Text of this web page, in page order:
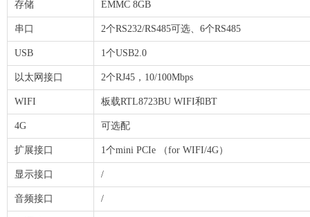
存储 EMMC 8GB
串口 2个RS232/RS485可选、6个RS485
USB 1个USB2.0
以太网接口 2个RJ45，10/100Mbps
WIFI 板载RTL8723BU WIFI和BT
4G 可选配
扩展接口 1个mini PCIe （for WIFI/4G）
显示接口 /
音频接口 /